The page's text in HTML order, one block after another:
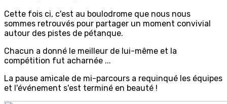
Cette fois ci, c'est au boulodrome que nous nous
sommes retrouvés pour partager un moment convivial
autour des pistes de pétanque.
Chacun a donné le meilleur de lui-même et la
compétition fut acharnée ...
La pause amicale de mi-parcours a requinqué les équipes
et l'événement s'est terminé en beauté !